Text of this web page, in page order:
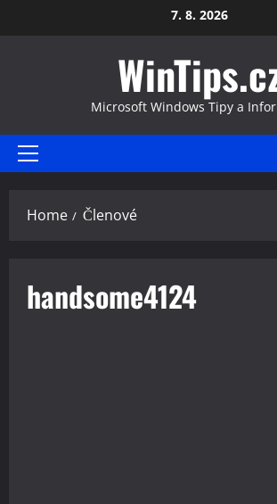
to
7. 8. 2026
Microsoft Windows Tipy a
Primary
Home Členové
handsome4124